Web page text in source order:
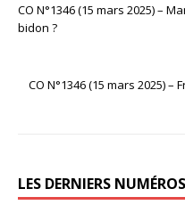
CO N°1346 (15 mars 2025) –
bidon ?
CO N°1346 (15 mars 2025)
LES DERNIERS NUMÉROS